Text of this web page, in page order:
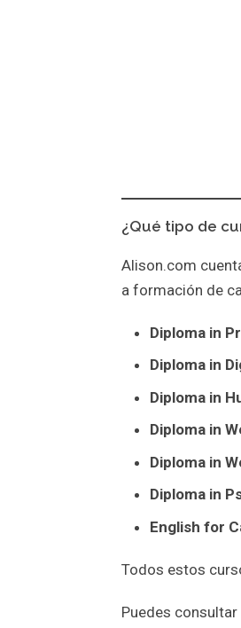
¿Qué tipo de
Alison.com
a formación de
Diploma in
Diploma in
Diploma in
Diploma in
Diploma in
Diploma in
English for
Todos estos
Puedes